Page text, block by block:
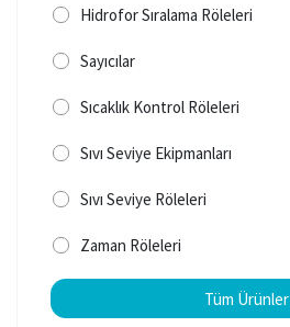
Hidrofor Sıralama Röleleri
Sayıcılar
Sıcaklık Kontrol Röleleri
Sıvı Seviye Ekipmanları
Sıvı Seviye Röleleri
Zaman Röleleri
Tüm Ürünler